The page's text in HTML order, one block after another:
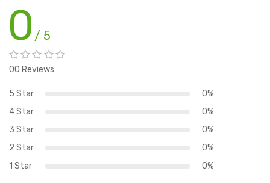
0 / 5
00 Reviews
5 Star
0%
4 Star
0%
3 Star
0%
2 Star
0%
1 Star
0%